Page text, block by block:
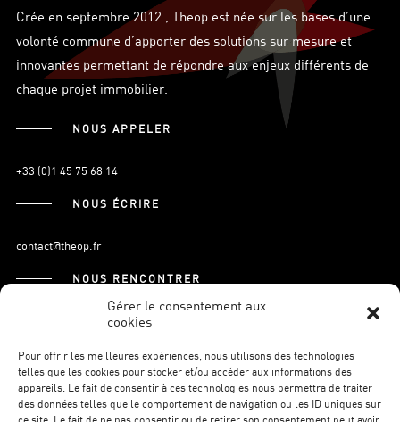
Gérer le consentement aux
cookies
Pour offrir les meilleures expériences, nous utilisons des technologies
telles que les cookies pour stocker et/ou accéder aux informations des
appareils. Le fait de consentir à ces technologies nous permettra de traiter
des données telles que le comportement de navigation ou les ID uniques sur
ce site. Le fait de ne pas consentir ou de retirer son consentement peut avoir
Crée en septembre 2012 , Theop est née sur les bases d’une
volonté commune d’apporter des solutions sur mesure et
innovantes permettant de répondre aux enjeux différents de
chaque projet immobilier.
NOUS APPELER
+33 (0)1 45 75 68 14
NOUS ÉCRIRE
contact@theop.fr
NOUS RENCONTRER
21, Boulevard Pasteur
S’INSCRIRE À LA NEWSLETTER